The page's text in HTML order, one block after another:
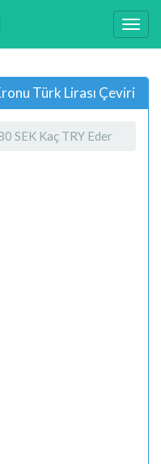
Türk Lirası Çeviri
SEK Kaç TRY Eder